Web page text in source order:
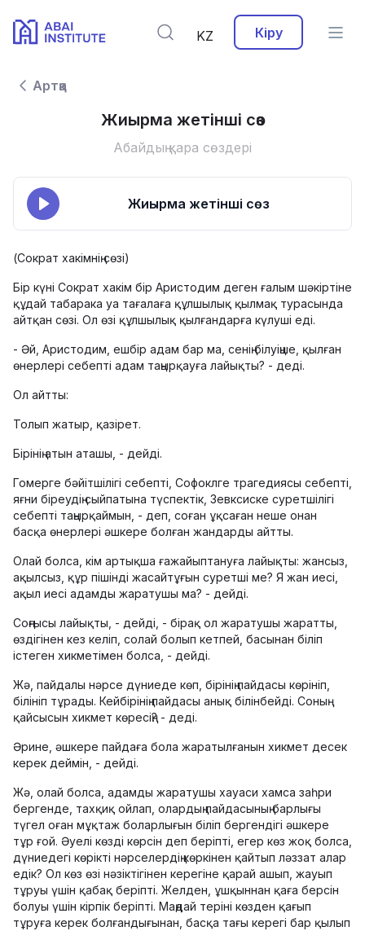
KZ Кіру
Артқа
Жиырма жетінші сөз
Абайдың қара сөздері
Жиырма жетінші сөз
(Сократ хакімнің сөзі)
Бір күні Сократ хакім бір Аристодим деген ғалым шәкіртіне
құдай табарака уа тағалаға құлшылық қылмақ турасында
айтқан сөзі. Ол өзі құлшылық қылғандарға күлуші еді.
- Әй, Аристодим, ешбір адам бар ма, сенің білуіңше, қылған
өнерлері себепті адам таңырқауға лайықты? - деді.
Ол айтты:
Толып жатыр, қазірет.
Бірінің атын аташы, - дейді.
Гомерге бәйітшілігі себепті, Софоклге трагедиясы себепті,
яғни біреудің сыйпатына түспектік, Зевксиске суретшілігі
себепті таңырқаймын, - деп, соған ұқсаған неше онан
басқа өнерлері әшкере болған жандарды айтты.
Олай болса, кім артықша ғажайыптануға лайықты: жансыз,
ақылсыз, құр пішінді жасайтұғын суретші ме? Я жан иесі,
ақыл иесі адамды жаратушы ма? - дейді.
Соңғысы лайықты, - дейді, - бірақ ол жаратушы жаратты,
өздігінен кез келіп, солай болып кетпей, басынан біліп
істеген хикметімен болса, - дейді.
Жә, пайдалы нәрсе дүниеде көп, бірінің пайдасы көрініп,
білініп тұрады. Кейбірінің пайдасы анық білінбейді. Соның
қайсысын хикмет көресің? - деді.
Әрине, әшкере пайдаға бола жаратылғанын хикмет десек
керек деймін, - дейді.
Жә, олай болса, адамды жаратушы хауаси хамса заһри
бергенде, тахқиқ ойлап, олардың пайдасының барлығы
түгел оған мұқтаж боларлығын біліп бергендігі әшкере
тұр ғой. Әуелі көзді көрсін деп беріпті, егер көз жоқ болса,
дүниедегі көрікті нәрселердің көркінен қайтып ләззат алар
едік? Ол көз өзі нәзіктігінен керегіне қарай ашып, жауып
тұруы үшін қабақ беріпті. Желден, ұшқыннан қаға берсін
болуы үшін кірпік беріпті. Маңдай теріні көзден қағып
тұруға керек болғандығынан, басқа тағы керегі бар қылып